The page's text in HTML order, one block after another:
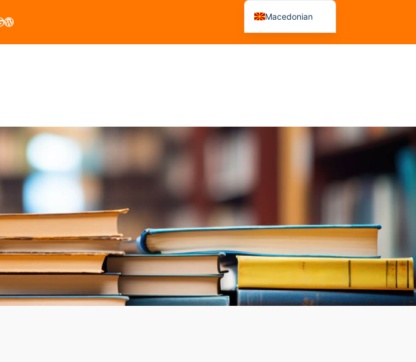
Macedonian
Albanian